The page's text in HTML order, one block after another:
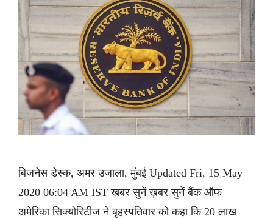
बिजनेस डेस्क, अमर उजाला, मुंबई Updated Fri, 15 May
2020 06:04 AM IST ख़बर सुनें ख़बर सुनें बैंक ऑफ
अमेरिका सिक्योरिटीज ने बृहस्पतिवार को कहा कि 20 लाख